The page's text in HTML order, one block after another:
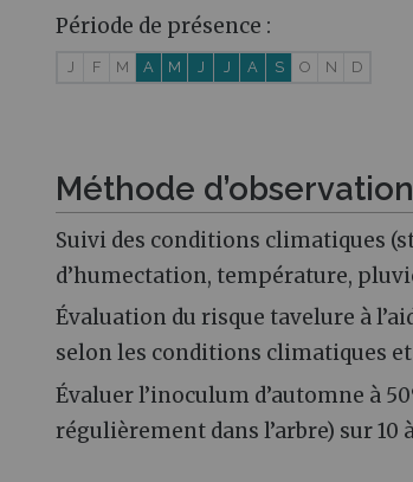
Période de présence :
J F M A M J J A S O N D
Méthode d’observation
Suivi des conditions climatiques
d’humectation, température,
Évaluation du risque tavelure à
selon les conditions climatiques
Évaluer l’inoculum d’automne à
régulièrement dans l’arbre) sur 10